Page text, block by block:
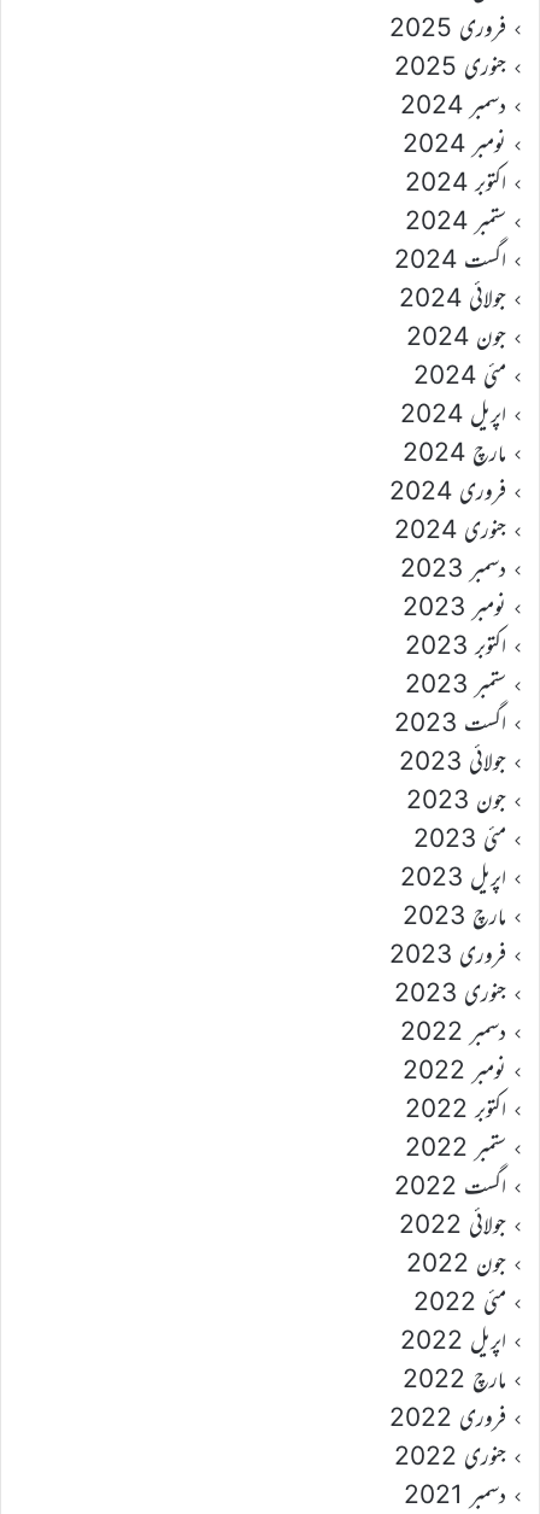
فروری 2025
جنوری 2025
دسمبر 2024
نومبر 2024
اکتوبر 2024
ستمبر 2024
اگست 2024
جولائی 2024
جون 2024
مئی 2024
اپریل 2024
مارچ 2024
فروری 2024
جنوری 2024
دسمبر 2023
نومبر 2023
اکتوبر 2023
ستمبر 2023
اگست 2023
جولائی 2023
جون 2023
مئی 2023
اپریل 2023
مارچ 2023
فروری 2023
جنوری 2023
دسمبر 2022
نومبر 2022
اکتوبر 2022
ستمبر 2022
اگست 2022
جولائی 2022
جون 2022
مئی 2022
اپریل 2022
مارچ 2022
فروری 2022
جنوری 2022
دسمبر 2021